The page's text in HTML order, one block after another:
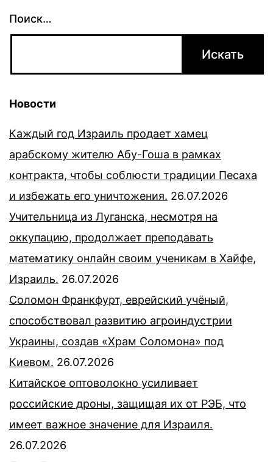
Поиск…
Новости
Каждый год Израиль продает хамец
арабскому жителю Абу-Гоша в рамках
контракта, чтобы соблюсти традиции Песаха
и избежать его уничтожения. 26.07.2026
Учительница из Луганска, несмотря на
оккупацию, продолжает преподавать
математику онлайн своим ученикам в Хайфе,
Израиль. 26.07.2026
Соломон Франкфурт, еврейский учёный,
способствовал развитию агроиндустрии
Украины, создав «Храм Соломона» под
Киевом. 26.07.2026
Китайское оптоволокно усиливает
российские дроны, защищая их от РЭБ, что
имеет важное значение для Израиля.
26.07.2026